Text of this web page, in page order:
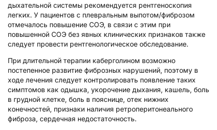
дыхательной системы рекомендуется рентгеноскопия
легких. У пациентов с плевральным выпотом/фиброзом
отмечалось повышение СОЭ, в связи с этим при
повышенной СОЭ без явных клинических признаков также
следует провести рентгенологическое обследование.
При длительной терапии каберголином возможно
постепенное развитие фиброзных нарушений, поэтому в
ходе лечения следует контролировать появление таких
симптомов как одышка, укорочение дыхания, кашель, боль
в грудной клетке, боль в пояснице, отек нижних
конечностей, признаки наличия ретроперитонеального
фиброза, сердечная недостаточность.